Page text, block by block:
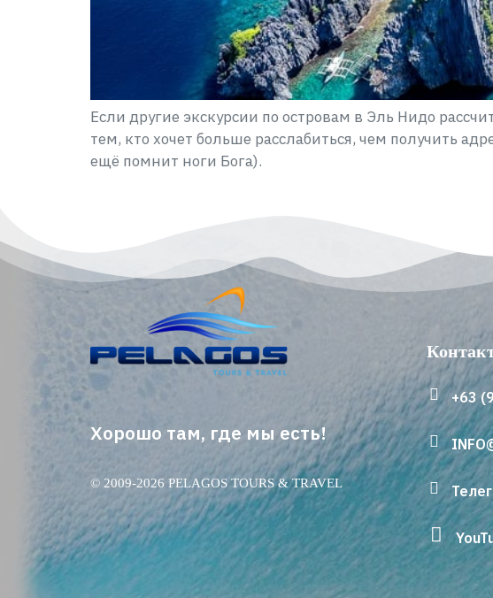
Если другие экскурсии по островам в Эль Нидо
тем, кто хочет больше расслабиться, чем получить
ещё помнит ноги Бога).
Хорошо там, где мы есть!
© 2009-2026 PELAGOS TOURS & TRAVEL
+63